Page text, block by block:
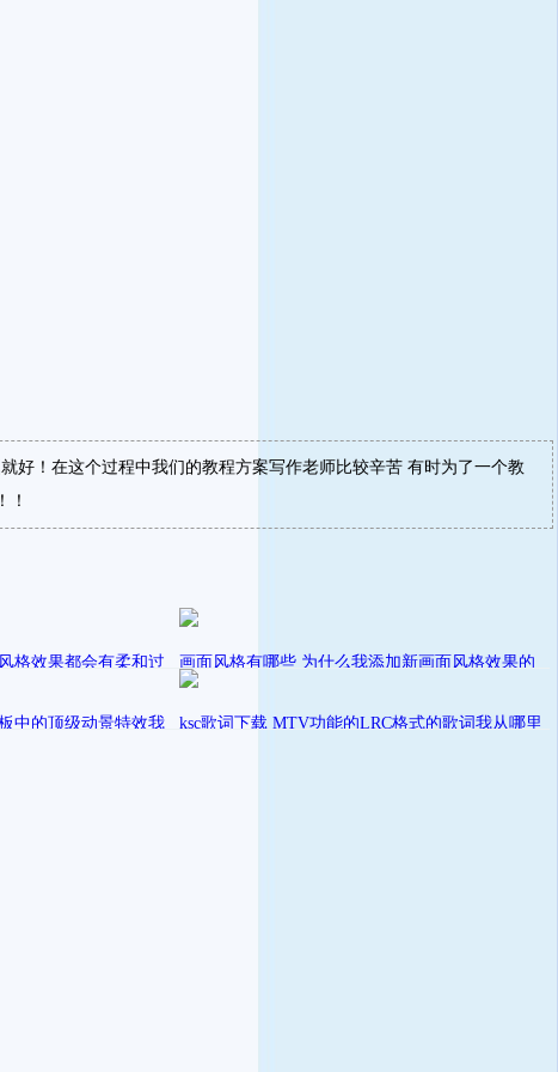
！在这个过程中我们的教程方案写作老师比较辛苦 有时为了一个教
！
格效果都会有柔和过
画面风格有哪些 为什么我添加新画面风格效果的
时候，被提示只能添加一个风格效果而无法
sally 发表在爱剪辑动景特效
中的顶级动景特效我
ksc歌词下载 MTV功能的LRC格式的歌词我从哪里